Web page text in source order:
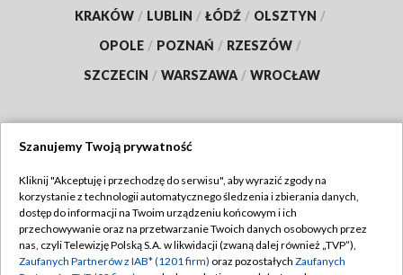
KRAKÓW / LUBLIN / ŁÓDŹ / OLSZTYN /
OPOLE / POZNAŃ / RZESZÓW /
SZCZECIN / WARSZAWA / WROCŁAW
TVP
Abonament TVP
Emisja w TVP
Regulamin TVP
Polityka prywatności
Szanujemy Twoją prywatność
Kliknij "Akceptuję i przechodzę do serwisu", aby wyrazić zgody na
korzystanie z technologii automatycznego śledzenia i zbierania danych,
dostęp do informacji na Twoim urządzeniu końcowym i ich
przechowywanie oraz na przetwarzanie Twoich danych osobowych przez
nas, czyli Telewizję Polską S.A. w likwidacji (zwaną dalej również „TVP”),
Zaufanych Partnerów z IAB* (1201 firm) oraz pozostałych Zaufanych